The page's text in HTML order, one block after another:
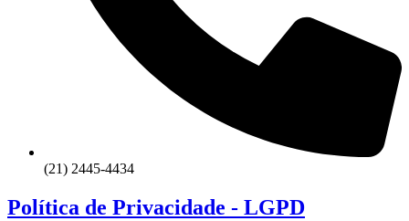
(21) 2445-4434
Política de Privacidade - LGPD